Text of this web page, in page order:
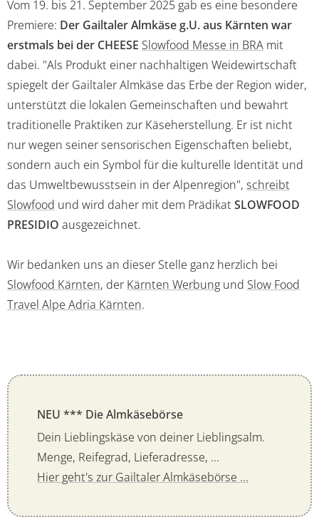
Vom 19. bis 21. September 2025 gab es eine besondere
Premiere: Der Gailtaler Almkäse g.U. aus Kärnten war
erstmals bei der CHEESE Slowfood Messe in BRA mit
dabei. "Als Produkt einer nachhaltigen Weidewirtschaft
spiegelt der Gailtaler Almkäse das Erbe der Region wider,
unterstützt die lokalen Gemeinschaften und bewahrt
traditionelle Praktiken zur Käseherstellung. Er ist nicht
nur wegen seiner sensorischen Eigenschaften beliebt,
sondern auch ein Symbol für die kulturelle Identität und
das Umweltbewusstsein in der Alpenregion", schreibt
Slowfood und wird daher mit dem Prädikat SLOWFOOD
PRESIDIO ausgezeichnet.
Wir bedanken uns an dieser Stelle ganz herzlich bei
Slowfood Kärnten, der Kärnten Werbung und Slow Food
Travel Alpe Adria Kärnten.
NEU *** Die Almkäsebörse
Dein Lieblingskäse von deiner Lieblingsalm.
Menge, Reifegrad, Lieferadresse, ...
Hier geht's zur Gailtaler Almkäsebörse ...